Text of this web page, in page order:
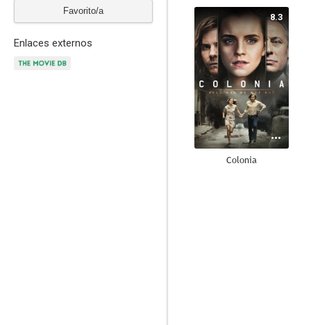
Favorito/a
Enlaces externos
8.3
Colonia